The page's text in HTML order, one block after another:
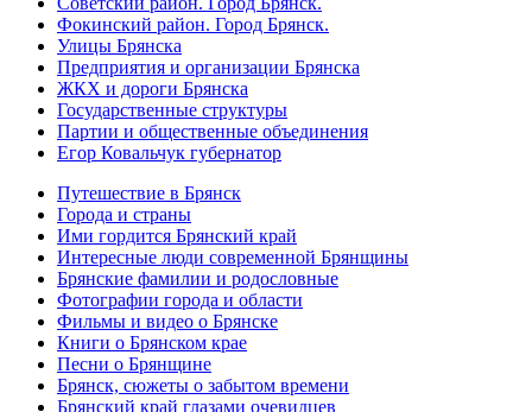
Фокинский район. Город Брянск.
Улицы Брянска
Предприятия и организации Брянска
ЖКХ и дороги Брянска
Государственные структуры
Партии и общественные объединения
Егор Ковальчук губернатор
Путешествие в Брянск
Города и страны
Ими гордится Брянский край
Интересные люди современной Брянщины
Брянские фамилии и родословные
Фотографии города и области
Фильмы и видео о Брянске
Книги о Брянском крае
Песни о Брянщине
Брянск, сюжеты о забытом времени
Брянский край глазами очевидцев